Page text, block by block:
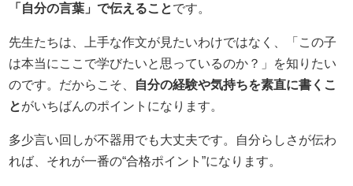
「自分の言葉」で伝えることです。
先生たちは、上手な作文が見たいわけではなく、「この子
は本当にここで学びたいと思っているのか？」を知りたい
のです。だからこそ、
自分の経験や気持ちを素直に書くこ
とがいちばんのポイントになります。
多少言い回しが不器用でも大丈夫です。自分らしさが伝わ
れば、それが一番の“合格ポイント”になります。